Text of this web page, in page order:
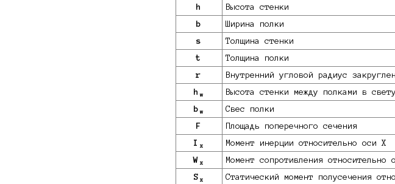
h Высота стенки
b Ширина полки
s Толщина стенки
t Толщина полки
r Внутренний угловой радиус
h w Высота стенки между полками в свету
b w Свес полки
F Площадь поперечного сечения
I x Момент инерции относительно оси X
W x Момент сопротивления относительно
S x Статический момент полусечения